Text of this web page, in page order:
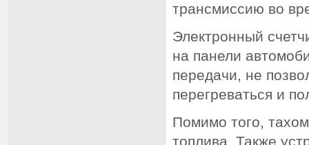
трансмиссию во
Электронный
на панели
передачи, не
перегреваться и
Помимо того,
топлива. Также